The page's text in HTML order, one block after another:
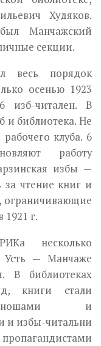
Худяков.
Манчажский
секции.
весь порядок
осенью 1923
изб-читален. В
и библиотека. Не
клуба. 6
работу
избы —
за чтение книг и
ограничивающие
1921 г.
несколько
— Манчаже
В библиоте­ках
книги стали
и
и избы-читальни